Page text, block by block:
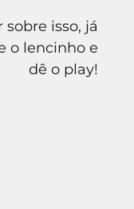
isso, já
o lencinho e
dê o play!